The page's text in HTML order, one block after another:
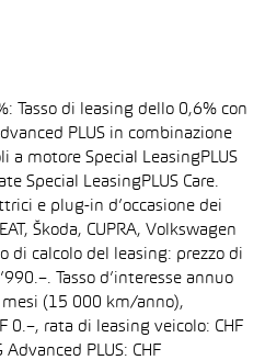
Tasso di leasing dello 0,6% con
PLUS in combinazione
a motore Special LeasingPLUS
Special LeasingPLUS Care.
e plug-in d’occasione dei
Škoda, CUPRA, Volkswagen
di calcolo del leasing: prezzo di
Tasso d’interesse annuo
(15 000 km/anno),
0.–, rata di leasing veicolo: CHF
PLUS: CHF